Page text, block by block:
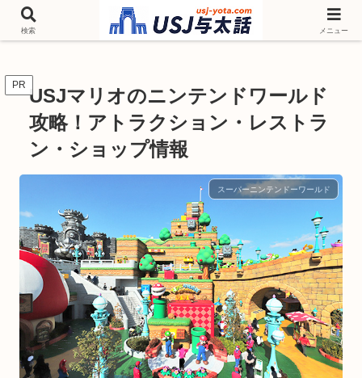
チケットやシーズンイベント ニンテンドーワールド アトラクションなどユニ
バを歩いて情報収集しています
PR USJマリオのニンテンドワールド
攻略！アトラクション・レストラ
ン・ショップ情報
スーパーニンテンドーワールド
検索 メニュー